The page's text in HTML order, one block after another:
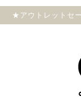
★アウトレットセ